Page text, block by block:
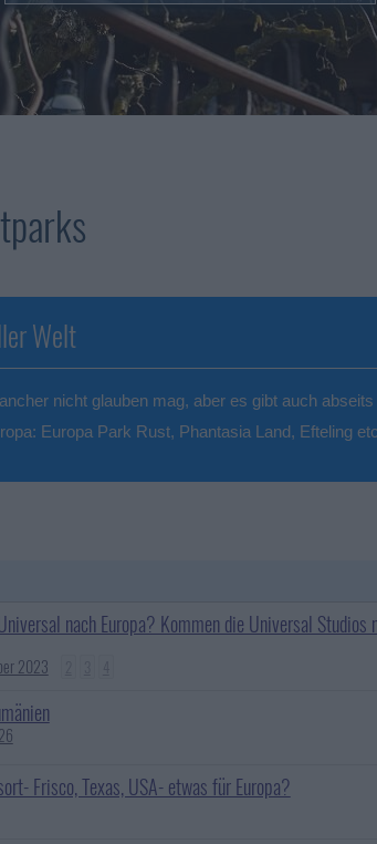
Welt
nicht glauben mag, aber es gibt auch
Europa Park Rust, Phantasia Land, Efteling
nach Europa? Kommen die Universal Studios
2023
Frisco, Texas, USA- etwas für Europa?